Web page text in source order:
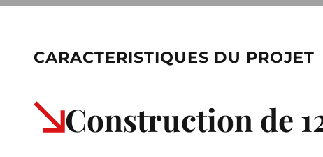
CARACTERISTIQUES DU PROJET
Construction de